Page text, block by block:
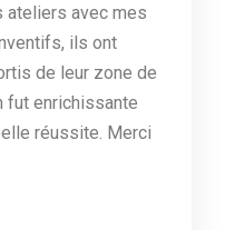
ateliers avec mes
ils ont
de leur zone de
fut enrichissante
réussite. Merci